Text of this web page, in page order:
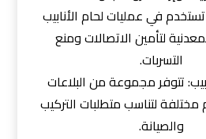
في عمليات لحام الأنابيب
لتأمين الاتصالات ومنع
التسربات.
تتوفر مجموعة من البلاعات
مختلفة لتناسب متطلبات التركيب
والصيانة.